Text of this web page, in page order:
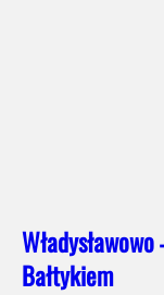
Bałtykiem